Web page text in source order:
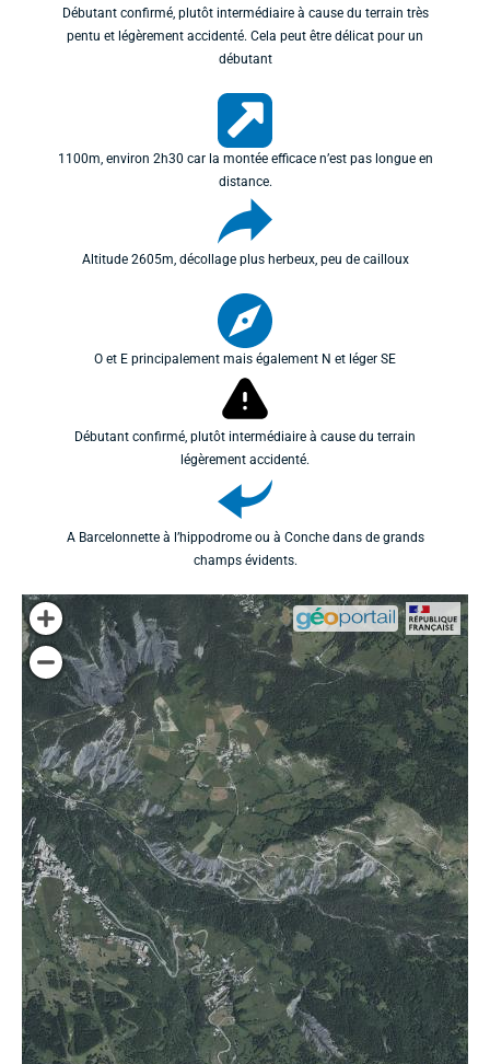
Débutant confirmé, plutôt intermédiaire à cause du terrain très
pentu et légèrement accidenté. Cela peut être délicat pour un
débutant
1100m, environ 2h30 car la montée efficace n’est pas longue en
distance.
Altitude 2605m, décollage plus herbeux, peu de cailloux
O et E principalement mais également N et léger SE
Débutant confirmé, plutôt intermédiaire à cause du terrain
légèrement accidenté.
A Barcelonnette à l’hippodrome ou à Conche dans de grands
champs évidents.